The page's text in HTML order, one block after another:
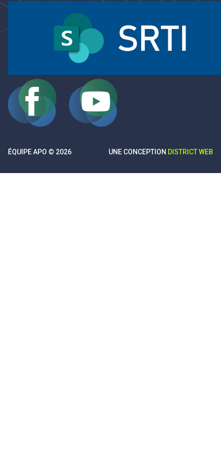
ÉQUIPE APO © 2026 UNE CONCEPTION DISTRICT WEB